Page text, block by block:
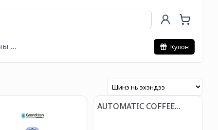
хэрэгсэл Купон
AUTOMATIC COFFEE